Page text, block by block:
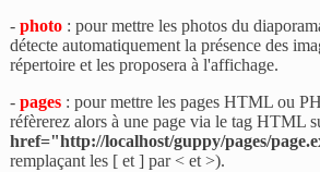
-photo : pour mettre les photos du
détecte automatiquement la présence des
répertoire et les proposera à l'affichage.
-pages : pour mettre les pages HTML ou
réfèrerez alors à une page via le tag HTML
href="http://localhost/guppy/pages/
remplaçant les [ et ] par < et >).